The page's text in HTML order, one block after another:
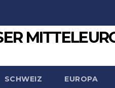
SCHWEIZ EUROPA